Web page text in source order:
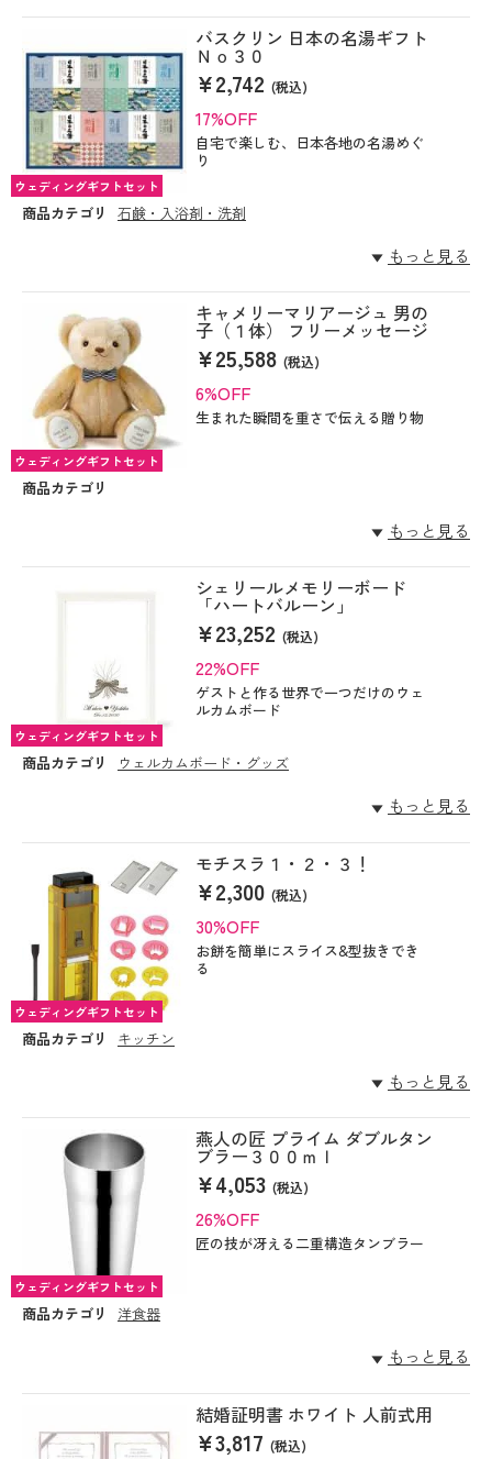
ウェディングギフトセット
バスクリン 日本の名湯ギフト
Ｎｏ３０
¥2,742(税込)
17%OFF
自宅で楽しむ、日本各地の名湯めぐ
り
商品カテゴリ 石鹸・入浴剤・洗剤
もっと見る
ウェディングギフトセット
キャメリーマリアージュ 男の
子（１体） フリーメッセージ
¥25,588(税込)
6%OFF
生まれた瞬間を重さで伝える贈り物
商品カテゴリ
もっと見る
ウェディングギフトセット
シェリールメモリーボード
「ハートバルーン」
¥23,252(税込)
22%OFF
ゲストと作る世界で一つだけのウェ
ルカムボード
商品カテゴリ ウェルカムボード・グッズ
もっと見る
ウェディングギフトセット
モチスラ１・２・３！
¥2,300(税込)
30%OFF
お餅を簡単にスライス&型抜きでき
る
商品カテゴリ キッチン
もっと見る
ウェディングギフトセット
燕人の匠 プライム ダブルタン
ブラー３００ｍｌ
¥4,053(税込)
26%OFF
匠の技が冴える二重構造タンブラー
商品カテゴリ 洋食器
もっと見る
結婚証明書 ホワイト 人前式用
¥3,817(税込)